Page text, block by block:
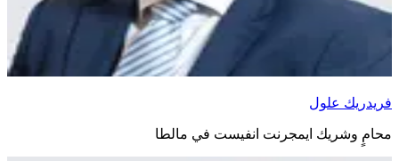
فريدريك علول
محامٍ وشريك ايمجرنت انفيست في مالطا